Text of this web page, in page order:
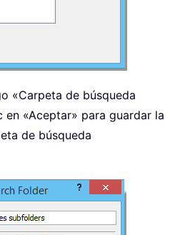
«Carpeta de búsqueda
en «Aceptar» para guardar la
de búsqueda